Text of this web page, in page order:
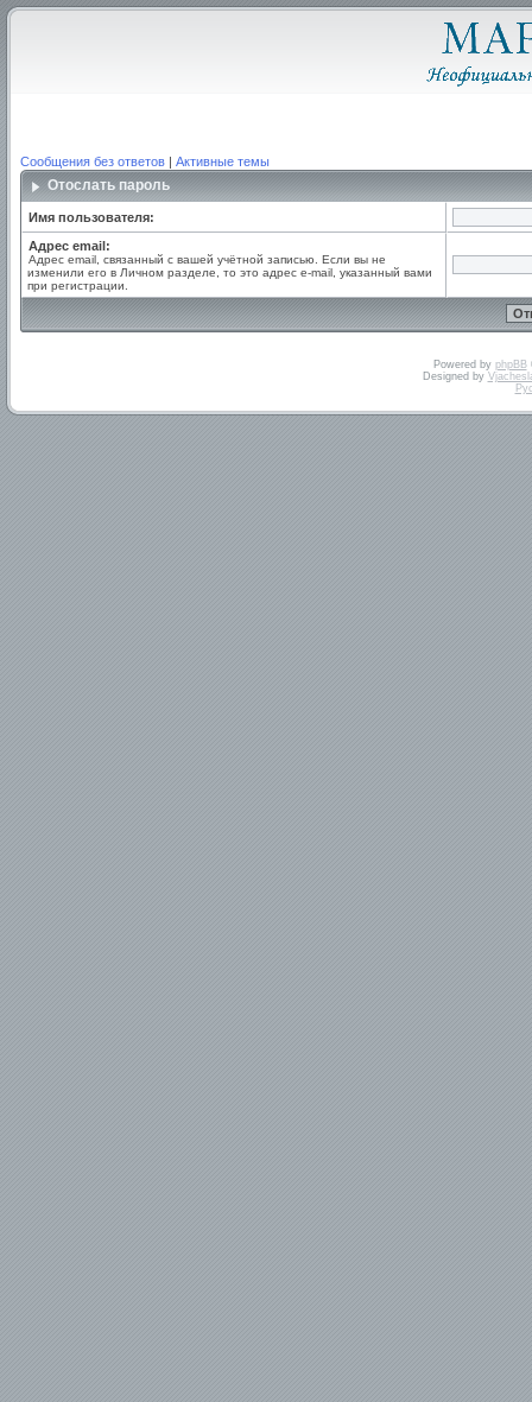
Сообщения без ответов | Активные темы
Отослать пароль
Имя пользователя:
Адрес email:
Адрес email, связанный с вашей учётной записью. Если вы не
изменили его в Личном разделе, то это адрес e-mail, указанный вами
при регистрации.
Powered by phpBB
Designed by